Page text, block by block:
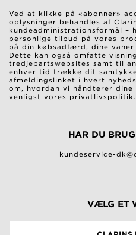
Ved at klikke på «abonner»
oplysninger behandles af
kundeadministrationsformål –
personlige tilbud på vores
på din købsadfærd, dine
Dette kan også omfatte
tredjepartswebsites samt til
enhver tid trække dit
afmeldingslinket i hvert
om, hvordan vi håndterer
venligst vores privatlivspolitik.
HAR DU
kundeservice-
VÆLG ET